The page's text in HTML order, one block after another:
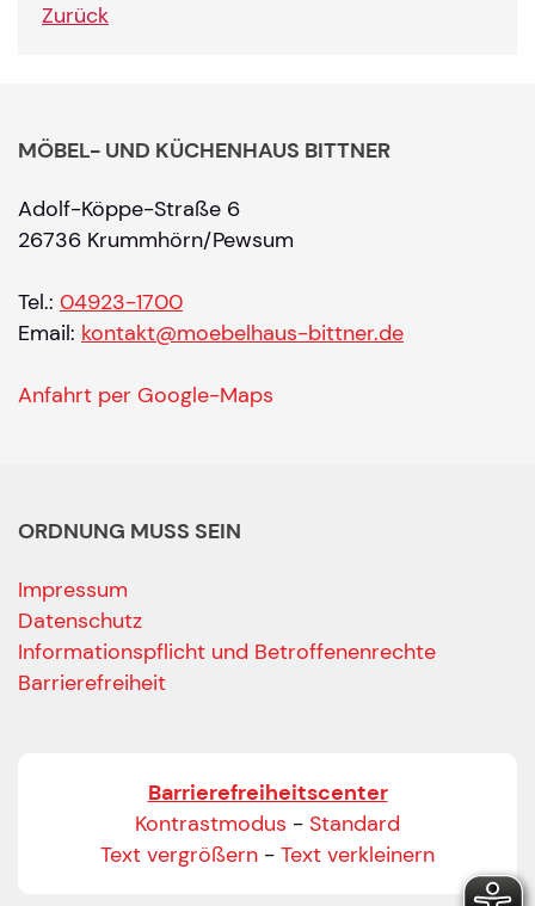
Zurück
MÖBEL- UND KÜCHENHAUS BITTNER
Adolf-Köppe-Straße 6
26736 Krummhörn/Pewsum
Tel.: 04923-1700
Email: kontakt@moebelhaus-bittner.de
Anfahrt per Google-Maps
ORDNUNG MUSS SEIN
Impressum
Datenschutz
Informationspflicht und Betroffenenrechte
Barrierefreiheit
Barrierefreiheitscenter
Kontrastmodus - Standard
Text vergrößern - Text verkleinern